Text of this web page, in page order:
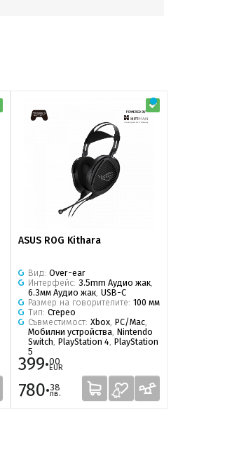
ASUS ROG Kithara
Вид: Over-ear
Интерфейс: 3.5mm Аудио жак
6.3мм Аудио жак USB-C
Размер на говорителите: 100 мм
Тип: Стерео
Съвместимост: Xbox PC/Mac
Мобилни устройства Nintendo
Switch PlayStation 4 PlayStation
5
399·00
EUR
780·38
лв.